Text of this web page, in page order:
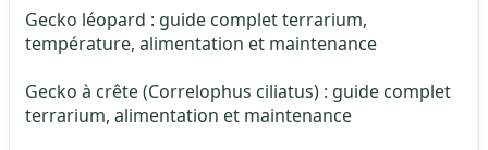
Gecko léopard : guide complet terrarium,
température, alimentation et maintenance
Gecko à crête (Correlophus ciliatus) : guide complet
terrarium, alimentation et maintenance